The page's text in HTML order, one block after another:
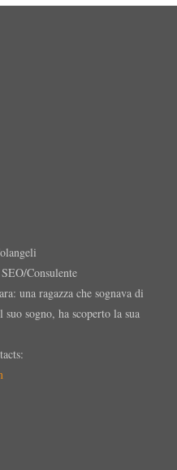
Consulente
una ragazza che sognava di
sogno, ha scoperto la sua